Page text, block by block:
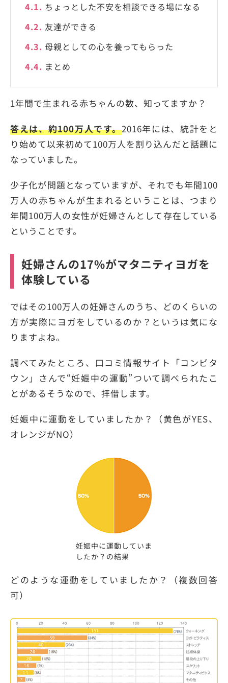
4.1. ちょっとした不安を相談できる場になる
4.2. 友達ができる
4.3. 母親としての心を養ってもらった
4.4. まとめ
1年間で生まれる赤ちゃんの数、知ってますか？
答えは、約100万人です。2016年には、統計をと
り始めて以来初めて100万人を割り込んだと話題に
なっていました。
少子化が問題となっていますが、それでも年間100
万人の赤ちゃんが生まれるということは、つまり
年間100万人の女性が妊婦さんとして存在している
ということです。
妊婦さんの17%がマタニティヨガを
体験している
ではその100万人の妊婦さんのうち、どのくらいの
方が実際にヨガをしているのか？というは気にな
りますよね。
調べてみたところ、口コミ情報サイト「コンビタ
ウン」さんで“妊娠中の運動”ついて調べられたこ
とがあるそうなので、拝借します。
妊娠中に運動をしていましたか？（黄色がYES、
オレンジがNO）
妊娠中に運動していま
したか？の結果
どのような運動をしていましたか？（複数回答
可）